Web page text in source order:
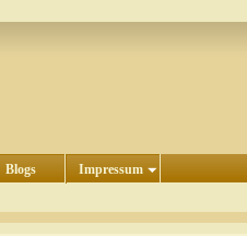
Blogs Impressum